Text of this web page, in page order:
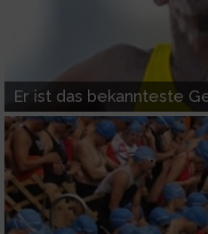
Er ist das bekannteste
Partnerliste anzeigen (1 IAB-
Wir nutzen Ihre Daten für folgende
Speichern von oder Zugriff
auf einem Endgerät
Verwendung reduzierter
von Werbeanzeigen
Erstellung von Profilen für
Werbung